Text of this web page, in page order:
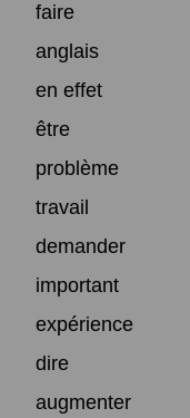
faire
anglais
en effet
être
problème
travail
demander
important
expérience
dire
augmenter